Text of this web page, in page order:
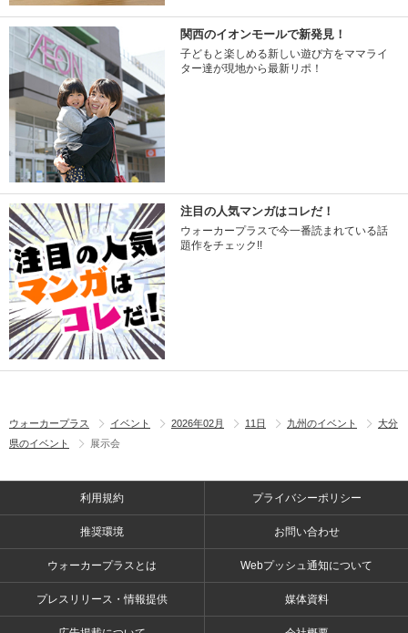
関西のイオンモールで新発見！
子どもと楽しめる新しい遊び方をママライ
ター達が現地から最新リポ！
注目の人気マンガはコレだ！
ウォーカープラスで今一番読まれている話
題作をチェック!!
ウォーカープラス イベント 2026年02月 11日 九州のイベント
大分
県のイベント
展示会
利用規約 プライバシーポリシー
推奨環境 お問い合わせ
ウォーカープラスとは Webプッシュ通知について
プレスリリース・情報提供 媒体資料